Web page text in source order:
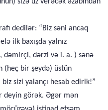
dedilər: “Biz səni ancaq
ilk baxışda yalnız
dəmirçi, dərzi və i. a. ) sənə
(heç bir şeydə) üstün
sizi yalançı hesab edirik!”
deyin görək. Əgər mən